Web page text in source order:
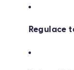
Regulace